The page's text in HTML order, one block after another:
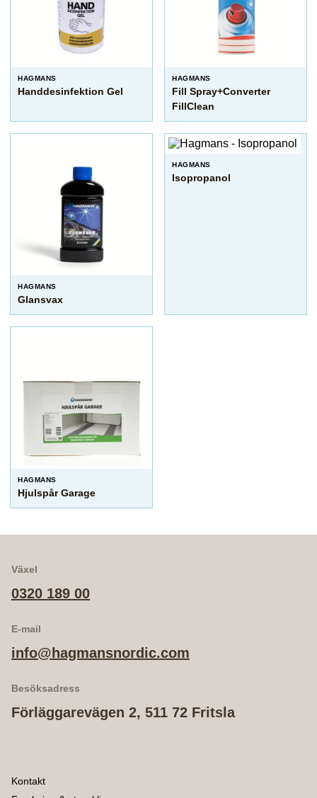
HAGMANS
Handdesinfektion Gel
HAGMANS
Fill Spray+Converter
FillClean
HAGMANS
Glansvax
HAGMANS
Isopropanol
HAGMANS
Hjulspår Garage
Växel
0320 189 00
E-mail
info@hagmansnordic.com
Besöksadress
Förläggarevägen 2, 511 72 Fritsla
Kontakt